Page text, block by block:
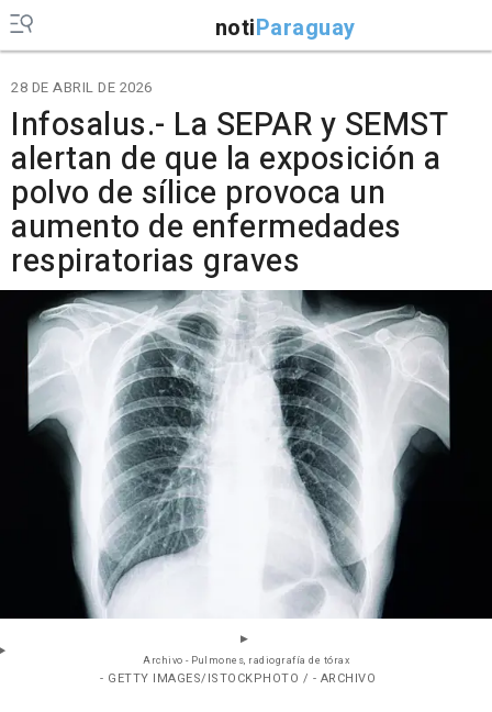
notiParaguay
28 DE ABRIL DE 2026
Infosalus.- La SEPAR y SEMST
alertan de que la exposición a
polvo de sílice provoca un
aumento de enfermedades
respiratorias graves
Archivo - Pulmones, radiografía de tórax
- GETTY IMAGES/ISTOCKPHOTO / - ARCHIVO